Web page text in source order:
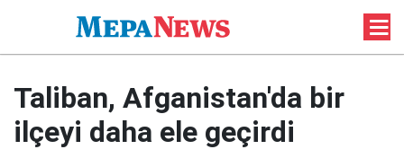
Taliban, Afganistan'da bir
ilçeyi daha ele geçirdi